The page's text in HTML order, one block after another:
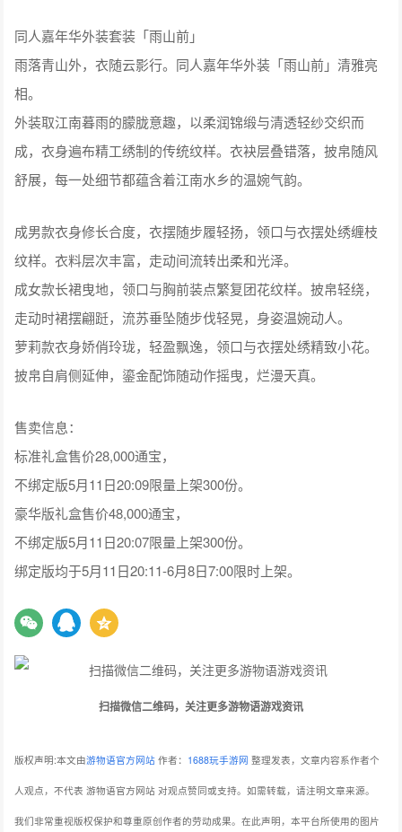
同人嘉年华外装套装「雨山前」
雨落青山外，衣随云影行。同人嘉年华外装「雨山前」清雅亮
相。
外装取江南暮雨的朦胧意趣，以柔润锦缎与清透轻纱交织而
成，衣身遍布精工绣制的传统纹样。衣袂层叠错落，披帛随风
舒展，每一处细节都蕴含着江南水乡的温婉气韵。
成男款衣身修长合度，衣摆随步履轻扬，领口与衣摆处绣缠枝
纹样。衣料层次丰富，走动间流转出柔和光泽。
成女款长裙曳地，领口与胸前装点繁复团花纹样。披帛轻绕，
走动时裙摆翩跹，流苏垂坠随步伐轻晃，身姿温婉动人。
萝莉款衣身娇俏玲珑，轻盈飘逸，领口与衣摆处绣精致小花。
披帛自肩侧延伸，鎏金配饰随动作摇曳，烂漫天真。
售卖信息：
标准礼盒售价28,000通宝，
不绑定版5月11日20:09限量上架300份。
豪华版礼盒售价48,000通宝，
不绑定版5月11日20:07限量上架300份。
绑定版均于5月11日20:11-6月8日7:00限时上架。
扫描微信二维码，关注更多游物语游戏资讯
版权声明:本文由游物语官方网站 作者： 1688玩手游网 整理发表，文章内容系作者个
人观点，不代表 游物语官方网站 对观点赞同或支持。如需转载，请注明文章来源。
我们非常重视版权保护和尊重原创作者的劳动成果。在此声明，本平台所使用的图片